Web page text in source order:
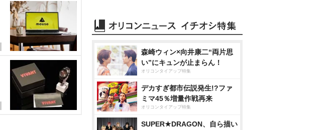
森崎ウィン×向井康二“両片思
い”にキュンが止まらん！
オリコンタイアップ特集
デカすぎ都市伝説発生!?ファ
ミマ45％増量作戦再来
オリコンタイアップ特集
SUPER★DRAGON、自ら描い